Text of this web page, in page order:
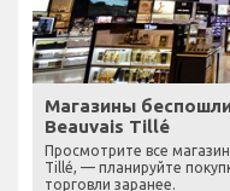
Магазины
Beauvais Tillé
Просмотрите все
Tillé, — планируйте
торговли заранее.